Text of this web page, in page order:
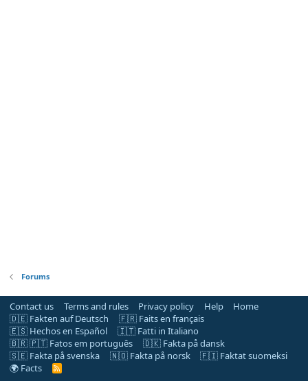
Forums
Contact us Terms and rules Privacy policy Help
Home
🇩🇪 Fakten auf Deutsch
🇫🇷 Faits en français
🇪🇸 Hechos en Español
🇮🇹 Fatti in Italiano
🇧🇷 🇵🇹 Fatos em português
🇩🇰 Fakta på dansk
🇸🇪 Fakta på svenska
🇳🇴 Fakta på norsk
🇫🇮 Faktat suomeksi
🌍 Facts
R